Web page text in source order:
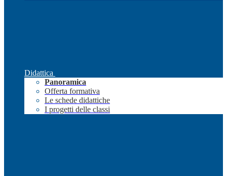
Didattica
Panoramica
Offerta formativa
Le schede didattiche
I progetti delle classi